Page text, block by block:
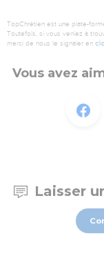
TopChrétien est une plate-
Toutefois, si vous veniez à
merci de nous le signaler en
Vous avez
Laisser